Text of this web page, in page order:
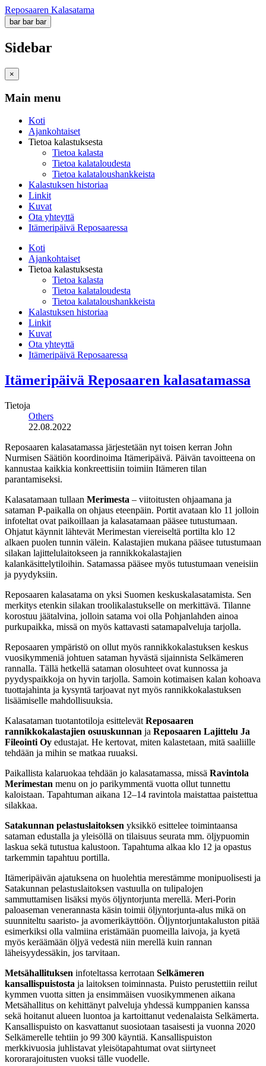
Reposaaren Kalasatama
bar bar bar
Sidebar
×
Main menu
Koti
Ajankohtaiset
Tietoa kalastuksesta
Tietoa kalasta
Tietoa kalataloudesta
Tietoa kalataloushankkeista
Kalastuksen historiaa
Linkit
Kuvat
Ota yhteyttä
Itämeripäivä Reposaaressa
Koti
Ajankohtaiset
Tietoa kalastuksesta
Tietoa kalasta
Tietoa kalataloudesta
Tietoa kalataloushankkeista
Kalastuksen historiaa
Linkit
Kuvat
Ota yhteyttä
Itämeripäivä Reposaaressa
Itämeripäivä Reposaaren kalasatamassa
Tietoja
Others
22.08.2022
Reposaaren kalasatamassa järjestetään nyt toisen kerran John
Nurmisen Säätiön koordinoima Itämeripäivä. Päivän tavoitteena on
kannustaa kaikkia konkreettisiin toimiin Itämeren tilan
parantamiseksi.
Kalasatamaan tullaan Merimesta – viitoitusten ohjaamana ja
sataman P-paikalla on ohjaus eteenpäin. Portit avataan klo 11 jolloin
infoteltat ovat paikoillaan ja kalasatamaan pääsee tutustumaan.
Ohjatut käynnit lähtevät Merimestan viereiseltä portilta klo 12
alkaen puolen tunnin välein. Kalastajien mukana pääsee tutustumaan
silakan lajittelulaitokseen ja rannikkokalastajien
kalankäsittelytiloihin. Satamassa pääsee myös tutustumaan veneisiin
ja pyydyksiin.
Reposaaren kalasatama on yksi Suomen keskuskalasatamista. Sen
merkitys etenkin silakan troolikalastukselle on merkittävä. Tilanne
korostuu jäätalvina, jolloin satama voi olla Pohjanlahden ainoa
purkupaikka, missä on myös kattavasti satamapalveluja tarjolla.
Reposaaren ympäristö on ollut myös rannikkokalastuksen keskus
vuosikymmeniä johtuen sataman hyvästä sijainnista Selkämeren
rannalla. Tällä hetkellä sataman olosuhteet ovat kunnossa ja
pyydyspaikkoja on hyvin tarjolla. Samoin kotimaisen kalan kohoava
tuottajahinta ja kysyntä tarjoavat nyt myös rannikkokalastuksen
lisäämiselle mahdollisuuksia.
Kalasataman tuotantotiloja esittelevät Reposaaren
rannikkokalastajien osuuskunnan ja Reposaaren Lajittelu Ja
Fileointi Oy edustajat. He kertovat, miten kalastetaan, mitä saaliille
tehdään ja mihin se matkaa ruuaksi.
Paikallista kalaruokaa tehdään jo kalasatamassa, missä Ravintola
Merimestan menu on jo parikymmentä vuotta ollut tunnettu
kaloistaan. Tapahtuman aikana 12–14 ravintola maistattaa paistettua
silakkaa.
Satakunnan pelastuslaitoksen yksikkö esittelee toimintaansa
sataman edustalla ja yleisöllä on tilaisuus seurata mm. öljypuomin
laskua sekä tutustua kalustoon. Tapahtuma alkaa klo 12 ja opastus
tarkemmin tapahtuu portilla.
Itämeripäivän ajatuksena on huolehtia merestämme monipuolisesti ja
Satakunnan pelastuslaitoksen vastuulla on tulipalojen
sammuttamisen lisäksi myös öljyntorjunta merellä. Meri-Porin
paloaseman venerannasta käsin toimii öljyntorjunta-alus mikä on
suunniteltu saaristo- ja avomerikäyttöön. Öljyntorjuntakaluston pitää
esimerkiksi olla valmiina eristämään puomeilla laivoja, ja kyetä
myös keräämään öljyä vedestä niin merellä kuin rannan
läheisyydessäkin, jos tarvitaan.
Metsähallituksen infoteltassa kerrotaan Selkämeren
kansallispuistosta ja laitoksen toiminnasta. Puisto perustettiin reilut
kymmen vuotta sitten ja ensimmäisen vuosikymmenen aikana
Metsähallitus on kehittänyt palveluja yhdessä kumppanien kanssa
sekä hoitanut alueen luontoa ja kartoittanut vedenalaista Selkämerta.
Kansallispuisto on kasvattanut suosiotaan tasaisesti ja vuonna 2020
Selkämerelle tehtiin jo 99 300 käyntiä. Kansallispuiston
merkkivuosia juhlistavat yleisötapahtumat ovat siirtyneet
kororarajoitusten vuoksi tälle vuodelle.